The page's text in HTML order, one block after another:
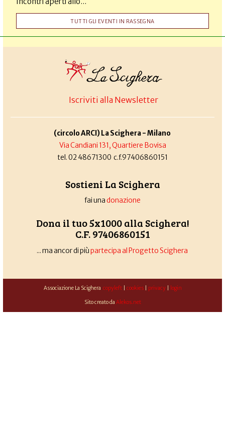
TUTTI GLI EVENTI IN RASSEGNA
Iscriviti alla Newsletter
(circolo ARCI) La Scighera - Milano
Via Candiani 131, Quartiere Bovisa
tel. 02 48671300 c.f.97406860151
Sostieni La Scighera
fai unadonazione
Dona il tuo 5x1000 alla Scighera!
C.F. 97406860151
... ma ancor di piùpartecipa al Progetto Scighera
Associazione La Scighera copyleft| cookies| privacy| login
Sito creato da Alekos.net